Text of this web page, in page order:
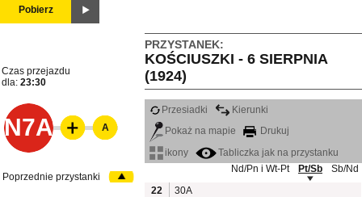
Pobierz
PRZYSTANEK:
KOŚCIUSZKI - 6 SIERPNIA
(1924)
Czas przejazdu
dla: 23:30
N7A
Przesiadki
Kierunki
Pokaż na mapie
Drukuj
ikony
Tabliczka jak na przystanku
Nd/Pn i Wt-Pt
Pt/Sb
Sb/Nd
22
30A
A
Poprzednie przystanki